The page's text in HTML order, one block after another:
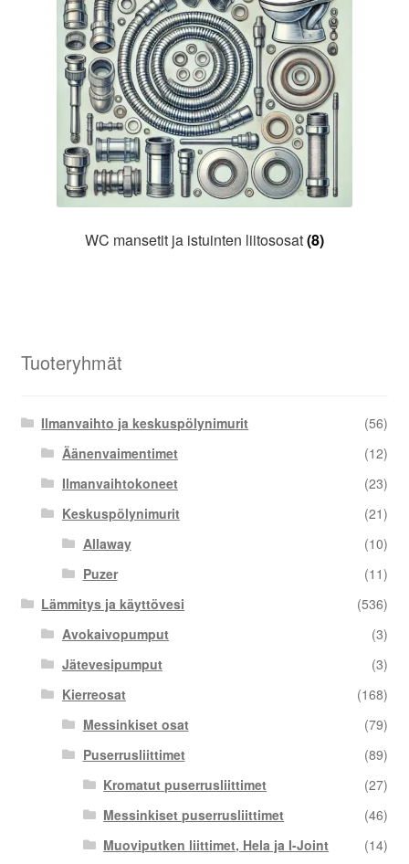
WC mansetit ja istuinten liitososat(8)
Tuoteryhmät
Ilmanvaihto ja keskuspölynimurit
(56)
Äänenvaimentimet
(12)
Ilmanvaihtokoneet
(23)
Keskuspölynimurit
(21)
Allaway
(10)
Puzer
(11)
Lämmitys ja käyttövesi
(536)
Avokaivopumput
(3)
Jätevesipumput
(3)
Kierreosat
(168)
Messinkiset osat
(79)
Puserrusliittimet
(89)
Kromatut puserrusliittimet
(27)
Messinkiset puserrusliittimet
(46)
Muoviputken liittimet, Hela ja I-Joint
(14)